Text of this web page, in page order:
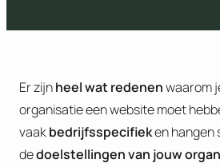
Er zijnheel wat redenenwaarom
organisatie een website moet
vaakbedrijfsspecifieken hangen
dedoelstellingen van jouw